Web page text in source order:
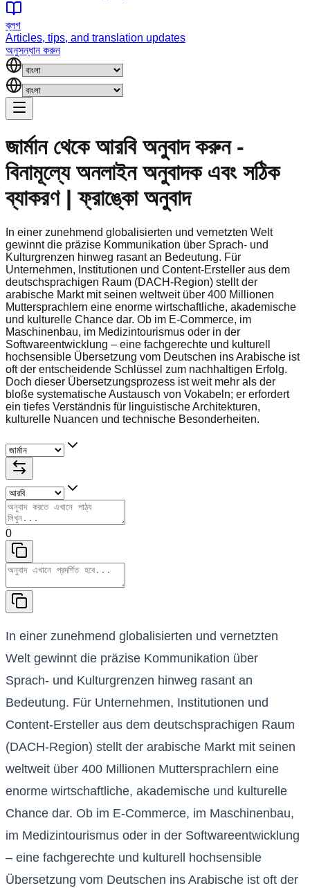
ব্লগ
Articles, tips, and translation updates
অনুসন্ধান করুন
জার্মান থেকে আরবি অনুবাদ করুন -
বিনামূল্যে অনলাইন অনুবাদক এবং সঠিক
ব্যাকরণ | ফ্রাঙ্কো অনুবাদ
In einer zunehmend globalisierten und vernetzten Welt
gewinnt die präzise Kommunikation über Sprach- und
Kulturgrenzen hinweg rasant an Bedeutung. Für
Unternehmen, Institutionen und Content-Ersteller aus dem
deutschsprachigen Raum (DACH-Region) stellt der
arabische Markt mit seinen weltweit über 400 Millionen
Muttersprachlern eine enorme wirtschaftliche, akademische
und kulturelle Chance dar. Ob im E-Commerce, im
Maschinenbau, im Medizintourismus oder in der
Softwareentwicklung – eine fachgerechte und kulturell
hochsensible Übersetzung vom Deutschen ins Arabische ist
oft der entscheidende Schlüssel zum nachhaltigen Erfolg.
Doch dieser Übersetzungsprozess ist weit mehr als der
bloße systematische Austausch von Vokabeln; er erfordert
ein tiefes Verständnis für linguistische Architekturen,
kulturelle Nuancen und technische Besonderheiten.
0
In einer zunehmend globalisierten und vernetzten
Welt gewinnt die präzise Kommunikation über
Sprach- und Kulturgrenzen hinweg rasant an
Bedeutung. Für Unternehmen, Institutionen und
Content-Ersteller aus dem deutschsprachigen Raum
(DACH-Region) stellt der arabische Markt mit seinen
weltweit über 400 Millionen Muttersprachlern eine
enorme wirtschaftliche, akademische und kulturelle
Chance dar. Ob im E-Commerce, im Maschinenbau,
im Medizintourismus oder in der Softwareentwicklung
– eine fachgerechte und kulturell hochsensible
Übersetzung vom Deutschen ins Arabische ist oft der